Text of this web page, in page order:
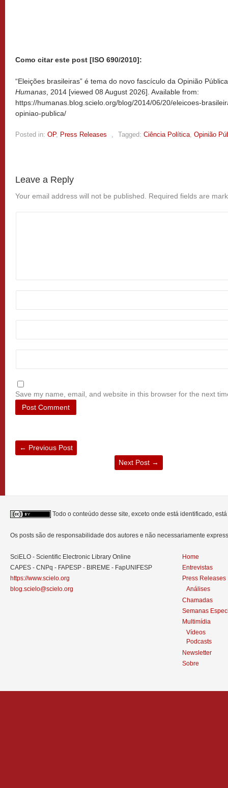
Como citar este post [ISO 690/2010]:
“Eleições brasileiras” é tema do novo fascículo da Opinião
Humanas , 2014 [viewed 08 August 2026]. Available from:
https://humanas.blog.scielo.org/blog/2014/06/20/eleicoes-
opiniao-publica/
Posted in: OP, Press Releases Tagged: Ciência Política Opinião
Leave a Reply
Your email address will not be published. Required fields are
Save my name, email, and website in this browser for the next
← Previous Post
Next Post →
Todo o conteúdo desse site, exceto onde está identificado,
Os posts são de responsabilidade dos autores e não necessariamente
SciELO - Scientific Electronic Library Online
CAPES - CNPq - FAPESP - BIREME - FapUNIFESP
https://www.scielo.org
blog.scielo@scielo.org
Home
Entrevistas
Press Releases
Análises
Chamadas
Semanas
Multimídia
Vídeos
Podcasts
Newsletter
Sobre